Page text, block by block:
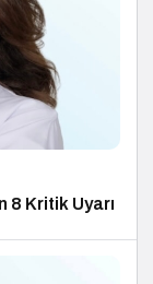
8 Kritik Uyarı